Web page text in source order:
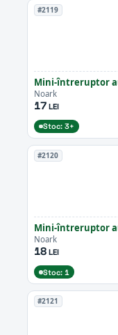
#2119
Mini-întreruptor
Noark
17LEI
Stoc: 3+
#2120
Mini-întreruptor
Noark
18LEI
Stoc: 1
#2121